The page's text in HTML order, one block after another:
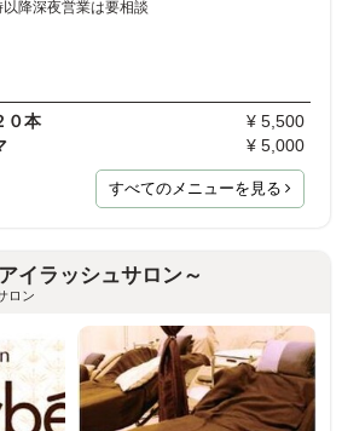
降深夜営業は要相談
０本
¥ 5,500
¥ 5,000
すべてのメニューを見る
ラッシュサロン～
ロン